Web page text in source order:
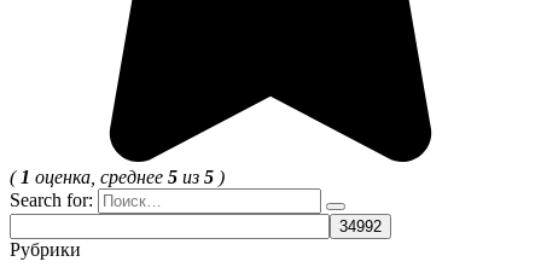
( 1 оценка, среднее 5 из 5 )
Search for:
Рубрики